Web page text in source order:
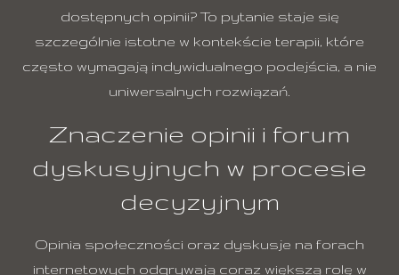
dostępnych opinii? To pytanie staje się
szczególnie istotne w kontekście terapii, które
często wymagają indywidualnego podejścia, a nie
uniwersalnych rozwiązań.
Znaczenie opinii i forum
dyskusyjnych w procesie
decyzyjnym
Opinia społeczności oraz dyskusje na forach
internetowych odgrywają coraz większą rolę w